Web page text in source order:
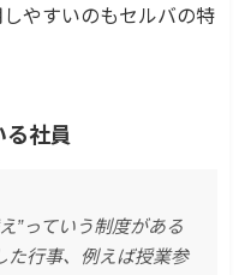
やすいのもセルバの特
る社員
”っていう制度がある
た行事、例えば授業参